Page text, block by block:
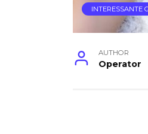
INTERESSANTE
AUTHOR
Operator